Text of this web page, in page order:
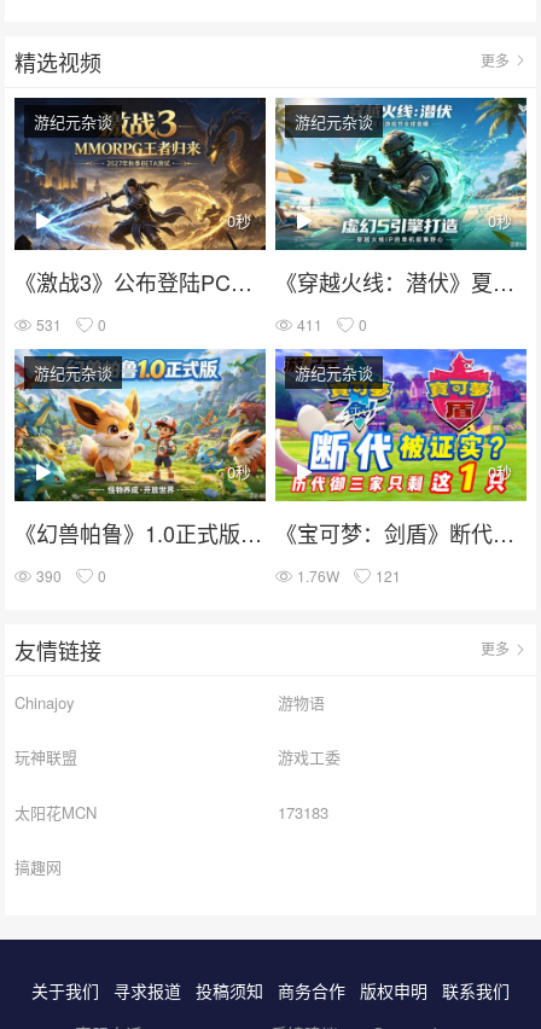
精选视频 更多
0秒
《激战3》公布登陆PC和PS5：MMORPG王者归来，2027年秋季BETA测试。
游纪元杂谈
531 0
0秒
《穿越火线：潜伏》夏日游戏节全球首曝：虚幻5打造，穿越火线IP的单机叙事野心
游纪元杂谈
411 0
0秒
《幻兽帕鲁》1.0正式版锁定7月10日上线：怪物养成+开放世界
游纪元杂谈
390 0
0秒
《宝可梦：剑盾》断代被证实？历代御三家只剩这一只！
游纪元杂谈
1.76W 121
友情链接 更多
Chinajoy 游物语
玩神联盟 游戏工委
太阳花MCN 173183
搞趣网
关于我们 寻求报道 投稿须知 商务合作 版权申明
联系我们